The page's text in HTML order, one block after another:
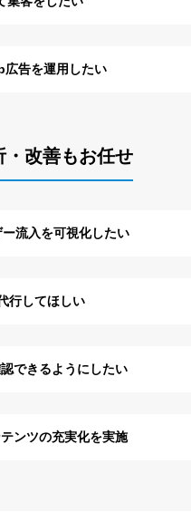
広告を運用したい
・改善もお任せ
流入を可視化したい
行してほしい
できるようにしたい
ンツの充実化を実施